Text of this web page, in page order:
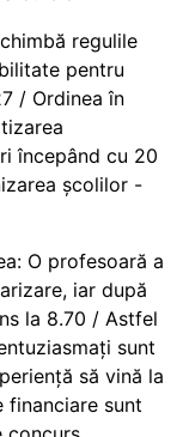
regulile
pentru
/ Ordinea în
începând cu 20
școlilor -
O profesoară a
iar după
la 8.70 / Astfel
sunt
să vină la
financiare sunt